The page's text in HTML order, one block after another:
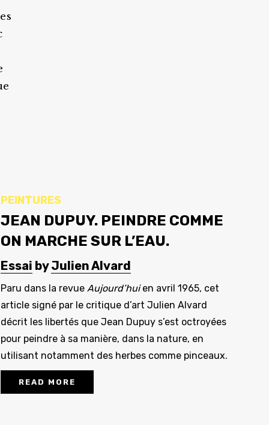
PEINTURES
JEAN DUPUY. PEINDRE COMME
ON MARCHE SUR L’EAU.
Essai byJulien Alvard
Paru dans la revue Aujourd’huien avril 1965, cet
article signé par le critique d’art Julien Alvard
décrit les libertés que Jean Dupuy s’est octroyées
pour peindre à sa manière, dans la nature, en
utilisant notamment des herbes comme pinceaux.
READ MORE